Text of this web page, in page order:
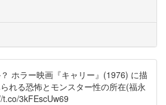
ホラー映画『キャリー』(1976) に描
れる恐怖とモンスター性の所在(福永
3kFEscUw69